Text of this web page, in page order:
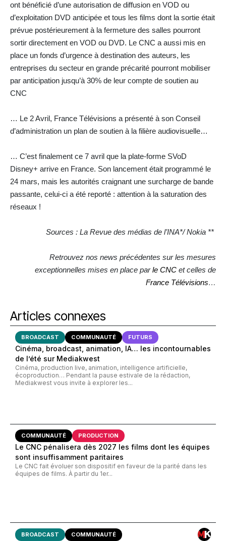
ont bénéficié d’une autorisation de diffusion en VOD ou
d’exploitation DVD anticipée et tous les films dont la sortie était
prévue postérieurement à la fermeture des salles pourront
sortir directement en VOD ou DVD. Le CNC a aussi mis en
place un fonds d’urgence à destination des auteurs, les
entreprises du secteur en grande précarité pourront mobiliser
par anticipation jusqu’à 30% de leur compte de soutien au
CNC
… Le 2 Avril, France Télévisions a présenté à son Conseil
d’administration un plan de soutien à la filière audiovisuelle…
… C’est finalement ce 7 avril que la plate-forme SVoD
Disney+ arrive en France. Son lancement était programmé le
24 mars, mais les autorités craignant une surcharge de bande
passante, celui-ci a été reporté : attention à la saturation des
réseaux !
Sources : La Revue des médias de l’INA*/ Nokia **
Retrouvez nos news précédentes sur les mesures
exceptionnelles mises en place parle CNC et celles de
France Télévisions…
Articles connexes
BROADCAST COMMUNAUTÉ FUTURS
Cinéma, broadcast, animation, IA… les incontournables
de l’été sur Mediakwest
Cinéma, production live, animation, intelligence artificielle,
écoproduction… Pendant la pause estivale de la rédaction,
Mediakwest vous invite à explorer les...
COMMUNAUTÉ PRODUCTION
Le CNC pénalisera dès 2027 les films dont les équipes
sont insuffisamment paritaires
Le CNC fait évoluer son dispositif en faveur de la parité dans les
équipes de films. À partir du 1er...
BROADCAST COMMUNAUTÉ